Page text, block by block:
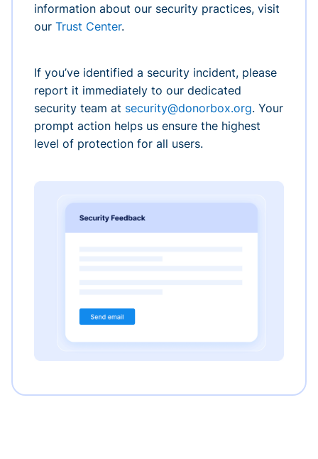
information about our security practices, visit
our Trust Center.
If you’ve identified a security incident, please
report it immediately to our dedicated
security team at security@donorbox.org. Your
prompt action helps us ensure the highest
level of protection for all users.